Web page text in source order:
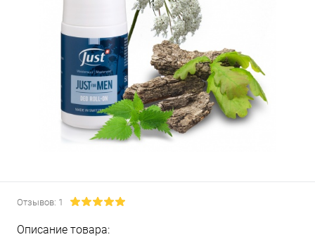
Отзывов: 1
Описание товара: